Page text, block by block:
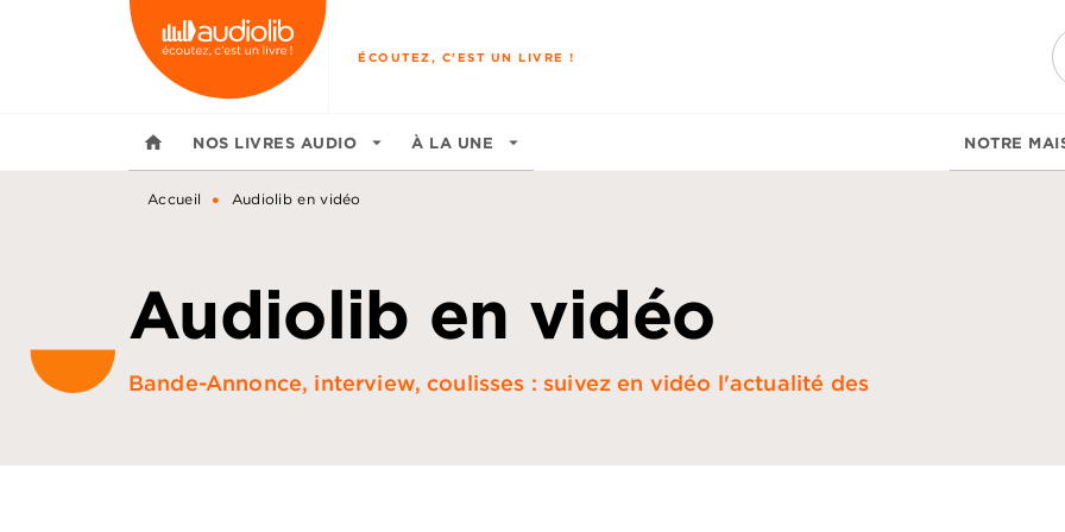
MENU RECHERCHE
ÉCOUTEZ, C'EST UN LIVRE !
home NOS LIVRES AUDIO arrow_drop_down À LA UNE arrow_drop_down NOTRE
Accueil • Audiolib en vidéo
Audiolib en vidéo
Bande-Annonce, interview, coulisses : suivez en vidéo l'actualité des